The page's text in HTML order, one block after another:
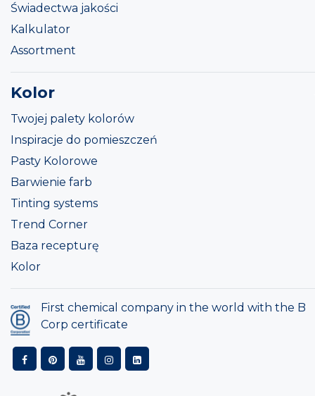
Świadectwa jakości
Kalkulator
Assortment
Kolor
Twojej palety kolorów
Inspiracje do pomieszczeń
Pasty Kolorowe
Barwienie farb
Tinting systems
Trend Corner
Baza recepturę
Kolor
First chemical company in the world with the B
Corp certificate